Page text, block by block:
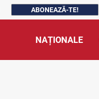
ABONEAZĂ-TE!
NAȚIONALE